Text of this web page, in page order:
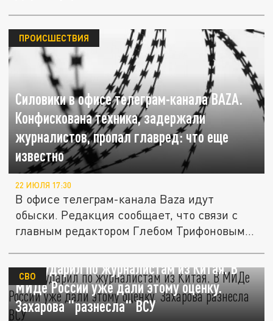
Cиловики в офисе телеграм-канала BAZA.
Конфискована техника, задержали
журналистов, пропал главред: что еще
известно
ПРОИСШЕСТВИЯ
22 ИЮЛЯ 17:30
В офисе телеграм-канала Baza идут
обыски. Редакция сообщает, что связи с
главным редактором Глебом Трифоновым...
Киев ударил по журналистам из Китая. В
МИДе России уже дали этому оценку.
Захарова "разнесла" ВСУ
СВО